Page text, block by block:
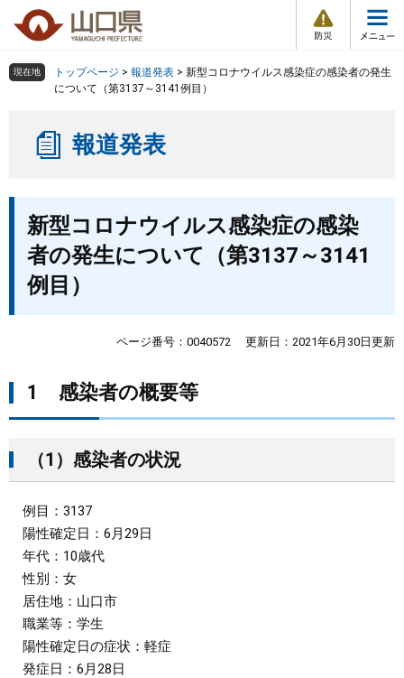
の
ー
情
報
メ
ュ
組織で探す
くらし・環境
健康・福祉
教育・文化・スポーツ
しごと・産業・観光
県政情報
検索の仕方 組織で探す
現在地 トップページ > 報道発表 > 新型コロナウイルス感染症の感染者の発生
について（第3137～3141例目）
報道発表
新型コロナウイルス感染症の感染
者の発生について（第3137～3141
例目）
ページ番号：0040572 更新日：2021年6月30日更新
1 感染者の概要等
（1）感染者の状況
例目：3137
陽性確定日：6月29日
年代：10歳代
性別：女
居住地：山口市
職業等：学生
陽性確定日の症状：軽症
発症日：6月28日